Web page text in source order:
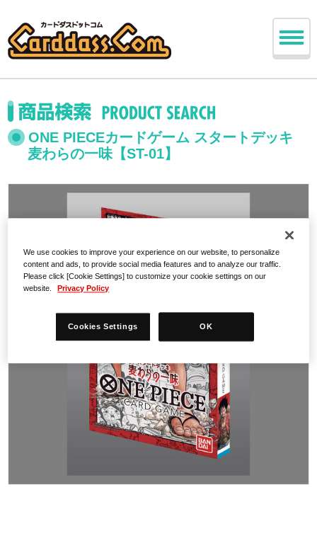
ONE PIECEカードゲーム スタートデッキ
麦わらの一味【ST-01】
We use cookies to improve your experience on our website, to personalize
content and ads, to provide social media features and to analyze our traffic.
Please click [Cookie Settings] to customize your cookie settings on our
website.
Privacy Policy
Cookies Settings OK